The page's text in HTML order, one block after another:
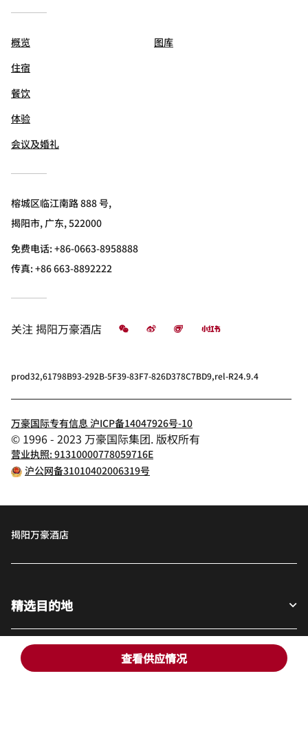
查看供应情况
概览
住宿
餐饮
体验
会议及婚礼
图库
榕城区临江南路 888 号,
揭阳市, 广东, 522000
免费电话:+86-0663-8958888
传真:+86 663-8892222
关注揭阳万豪酒店 微信 微博 飞猪 小红书
prod32,61798B93-292B-5F39-83F7-826D378C7BD9,rel-R24.9.4
万豪国际专有信息 沪ICP备14047926号-10
© 1996 - 2023 万豪国际集团. 版权所有
营业执照: 91310000778059716E
沪公网备31010402006319号
揭阳万豪酒店
精选目的地
宾客适用